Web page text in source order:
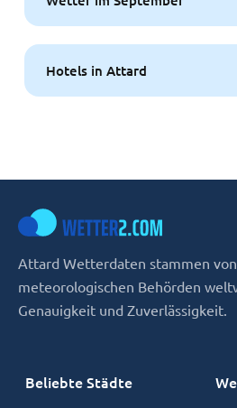
Hotels in Attard
Attard Wetterdaten stammen
meteorologischen Behörden
Genauigkeit und Zuverlässigkeit.
Beliebte Städte